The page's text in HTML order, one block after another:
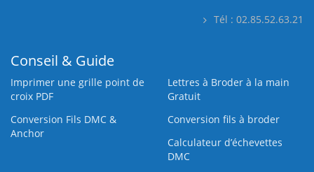
Tél : 02.85.52.63.21
Conseil & Guide
Imprimer une grille point de
croix PDF
Lettres à Broder à la main
Gratuit
Conversion Fils DMC &
Anchor
Conversion fils à broder
Calculateur d’échevettes
DMC